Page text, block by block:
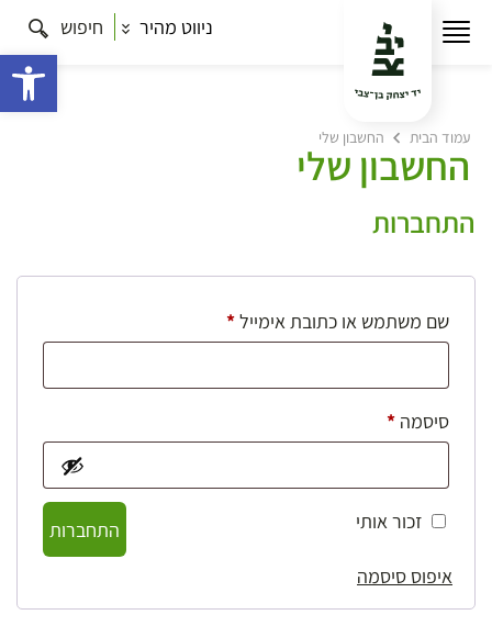
ניווט מהיר חיפוש
עמוד הבית החשבון שלי
החשבון שלי
התחברות
שם משתמש או כתובת אימייל*חובה
סיסמה *חובה
זכור אותי
התחברות
איפוס סיסמה